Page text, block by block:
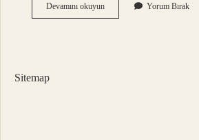
Devamını okuyunAnkara
Banliyö
Yorum Bırak
Sitemap